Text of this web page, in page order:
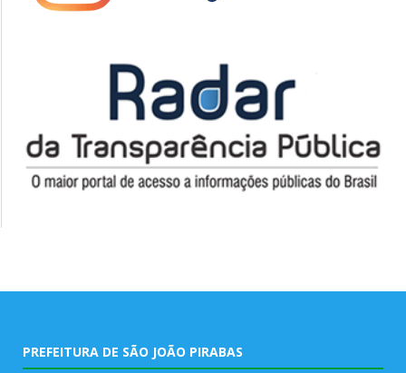
PREFEITURA DE SÃO JOÃO PIRABAS